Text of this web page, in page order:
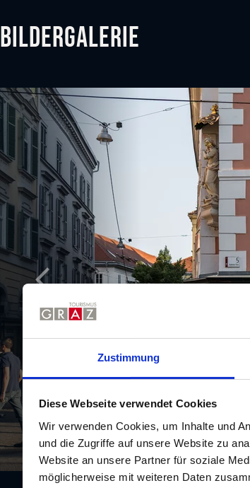
Zustimmung
Diese Webseite verwendet Cookies
Wir verwenden Cookies, um Inhalte und
und die Zugriffe auf unsere Website zu
Website an unsere Partner für soziale
möglicherweise mit weiteren Daten
Bildergalerie